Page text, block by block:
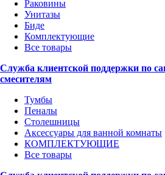
Раковины
Унитазы
Биде
Комплектующие
Все товары
Служба клиентской поддержки по
смесителям
Тумбы
Пеналы
Столешницы
Аксессуары для ванной комнаты
КОМПЛЕКТУЮЩИЕ
Все товары